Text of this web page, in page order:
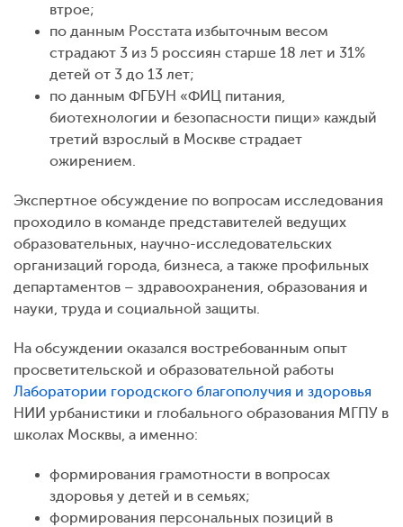
втрое;
по данным Росстата избыточным весом
страдают 3 из 5 россиян старше 18 лет и 31%
детей от 3 до 13 лет;
по данным ФГБУН «ФИЦ питания,
биотехнологии и безопасности пищи» каждый
третий взрослый в Москве страдает
ожирением.
Экспертное обсуждение по вопросам исследования
проходило в команде представителей ведущих
образовательных, научно-исследовательских
организаций города, бизнеса, а также профильных
департаментов – здравоохранения, образования и
науки, труда и социальной защиты.
На обсуждении оказался востребованным опыт
просветительской и образовательной работы
Лаборатории городского благополучия и здоровья
НИИ урбанистики и глобального образования МГПУ в
школах Москвы, а именно:
формирования грамотности в вопросах
здоровья у детей и в семьях;
формирования персональных позиций в